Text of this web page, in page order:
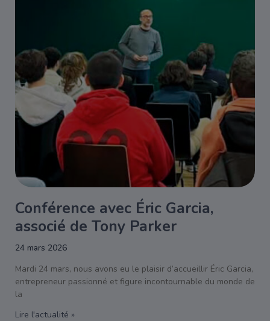
Conférence avec Éric Garcia,
associé de Tony Parker
24 mars 2026
Mardi 24 mars, nous avons eu le plaisir d’accueillir Éric Garcia,
entrepreneur passionné et figure incontournable du monde de
la
Lire l'actualité »